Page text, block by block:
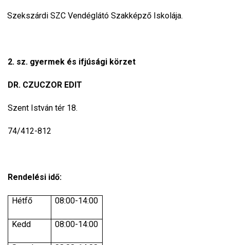
Szekszárdi SZC Vendéglátó Szakképző Iskolája.
2. sz. gyermek és ifjúsági körzet
DR. CZUCZOR EDIT
Szent István tér 18.
74/412-812
Rendelési idő:
Hétfő 08:00-14:00
Kedd 08:00-14:00